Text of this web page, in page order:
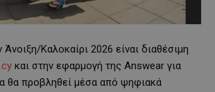
Καλοκαίρι 2026 είναι διαθέσιμη
και στην εφαρμογή της Answear για
θα προβληθεί μέσα από ψηφιακά